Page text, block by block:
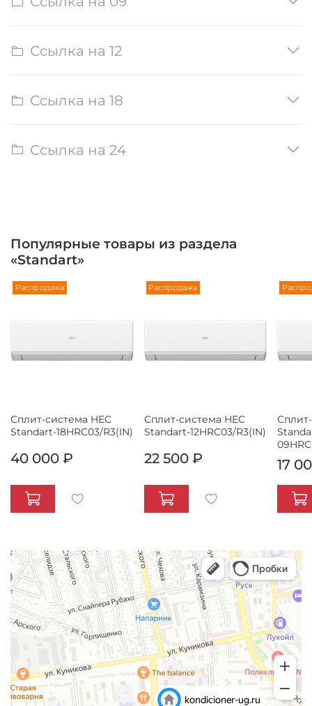
Ссылка на 12
Ссылка на 18
Ссылка на 24
Популярные товары из раздела
«Standart»
Распродажа
Сплит-система HEC
Standart-18HRC03/R3(IN)
40 000 ₽
Распродажа
Сплит-система HEC
Standart-12HRC03/R3(IN)
22 500 ₽ 17